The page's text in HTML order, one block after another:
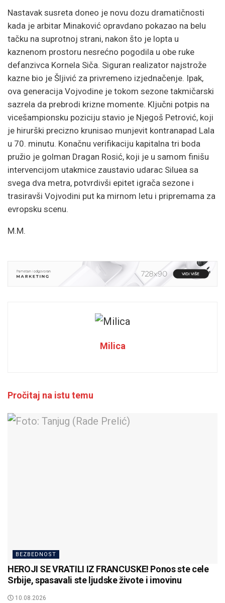
Nastavak susreta doneo je novu dozu dramatičnosti
kada je arbitar Minaković opravdano pokazao na belu
tačku na suprotnoj strani, nakon što je lopta u
kaznenom prostoru nesrećno pogodila u obe ruke
defanzivca Kornela Siča. Siguran realizator najstrože
kazne bio je Šljivić za privremeno izjednačenje. Ipak,
ova generacija Vojvodine je tokom sezone takmičarski
sazrela da prebrodi krizne momente. Ključni potpis na
vicešampionsku poziciju stavio je Njegoš Petrović, koji
je hirurški precizno krunisao munjevit kontranapad Lala
u 70. minutu. Konačnu verifikaciju kapitalna tri boda
pružio je golman Dragan Rosić, koji je u samom finišu
intervencijom utakmice zaustavio udarac Siluea sa
svega dva metra, potvrdivši epitet igrača sezone i
trasiravši Vojvodini put ka mirnom letu i pripremama za
evropsku scenu.
M.M.
Milica
Pročitaj na istu temu
BEZBEDNOST
HEROJI SE VRATILI IZ FRANCUSKE! Ponos ste cele
Srbije, spasavali ste ljudske živote i imovinu
10.08.2026